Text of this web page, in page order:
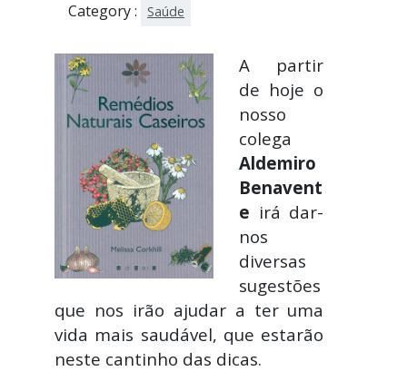
Category : Saúde
A partir
de hoje o
nosso
colega
Aldemiro
Benavent
e irá dar-
nos
diversas
sugestões
que nos irão ajudar a ter uma
vida mais saudável, que estarão
neste cantinho das dicas.